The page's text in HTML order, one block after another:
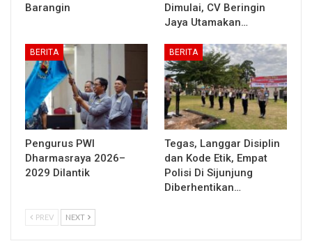
Barangin
Dimulai, CV Beringin
Jaya Utamakan…
BERITA
Pengurus PWI
Dharmasraya 2026–
2029 Dilantik
BERITA
Tegas, Langgar Disiplin
dan Kode Etik, Empat
Polisi Di Sijunjung
Diberhentikan…
PREV NEXT